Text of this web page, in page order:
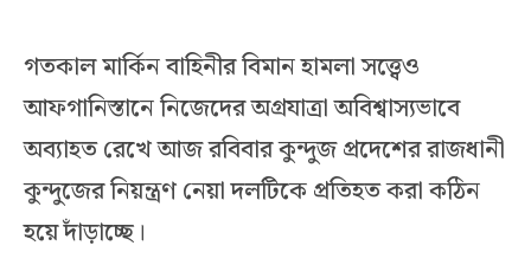
গতকাল মার্কিন বাহিনীর বিমান হামলা সত্ত্বেও
আফগানিস্তানে নিজেদের অগ্রযাত্রা অবিশ্বাস্যভাবে
অব্যাহত রেখে আজ রবিবার কুন্দুজ প্রদেশের রাজধানী
কুন্দুজের নিয়ন্ত্রণ নেয়া দলটিকে প্রতিহত করা কঠিন
হয়ে দাঁড়াচ্ছে।